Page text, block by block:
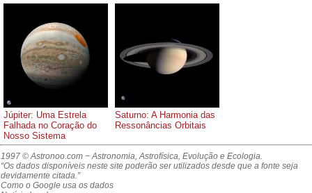
Júpiter: Uma Estrela
Falhada no Coração do
Nosso Sistema
Saturno: A Harmonia das
Ressonâncias Orbitais
1997 © Astronoo.com − Astronomia, Astrofísica, Evolução e Ecologia.
“Os dados disponíveis neste site poderão ser utilizados desde que a fonte seja
devidamente citada.”
Como o Google usa os dados